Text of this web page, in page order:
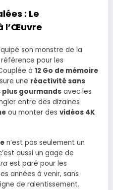
: Le
l’Œuvre
son monstre de la
référence pour les
à 12 Go de mémoire
une réactivité sans
plus gourmands avec les
entre des dizaines
ou monter des vidéos 4K
n’est pas seulement un
aussi un gage de
est paré pour les
années à venir, sans
de ralentissement.